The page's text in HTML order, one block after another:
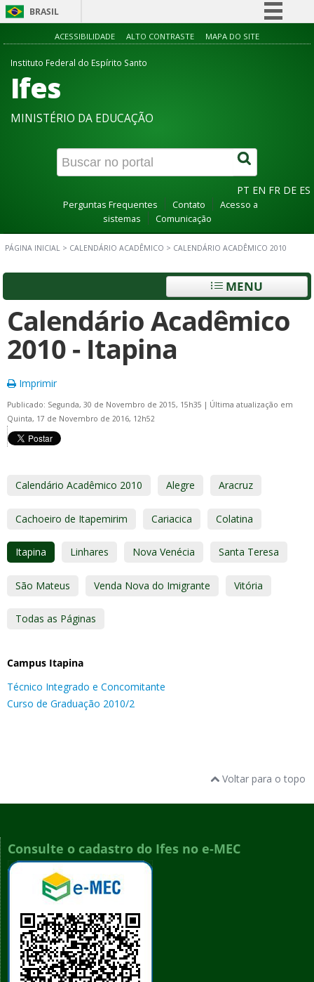
BRASIL
Simplifique!
Canais
ACESSIBILIDADE ALTO CONTRASTE MAPA DO SITE
Instituto Federal do Espírito Santo
Ifes
MINISTÉRIO DA EDUCAÇÃO
PT EN FR DE ES
Perguntas Frequentes Contato
Acesso a
sistemas
Comunicação
PÁGINA INICIAL > CALENDÁRIO ACADÊMICO > CALENDÁRIO ACADÊMICO 2010
MENU
Calendário Acadêmico
2010 - Itapina
Imprimir
Publicado: Segunda, 30 de Novembro de 2015, 15h35 | Última atualização em
Quinta, 17 de Novembro de 2016, 12h52
Calendário Acadêmico 2010 Alegre Aracruz
Cachoeiro de Itapemirim Cariacica Colatina
Itapina Linhares Nova Venécia Santa Teresa
São Mateus Venda Nova do Imigrante Vitória
Todas as Páginas
Campus Itapina
Técnico Integrado e Concomitante
Curso de Graduação 2010/2
Voltar para o topo
Consulte o cadastro do Ifes no e-MEC